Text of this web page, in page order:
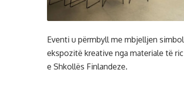
Eventi u përmbyll me mbjelljen
ekspozitë kreative nga materiale të
e Shkollës Finlandeze.